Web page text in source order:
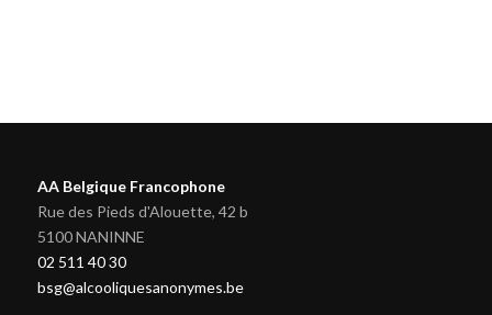
AA Belgique Francophone
Rue des Pieds d'Alouette, 42 b
5100 NANINNE
02 511 40 30
bsg@alcooliquesanonymes.be